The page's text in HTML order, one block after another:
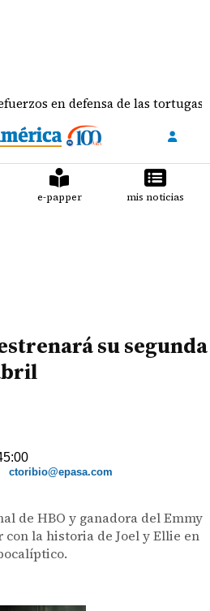
defensa de las tortugas marinas
e-papper mis noticias
su segunda
ctoribio@epasa.com
de HBO y ganadora del Emmy
la historia de Joel y Ellie en